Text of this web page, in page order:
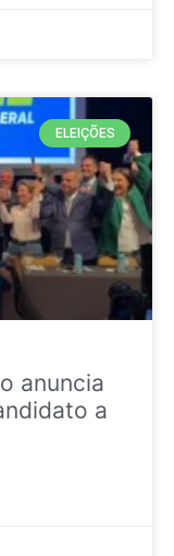
ELEIÇÕES
anuncia
a